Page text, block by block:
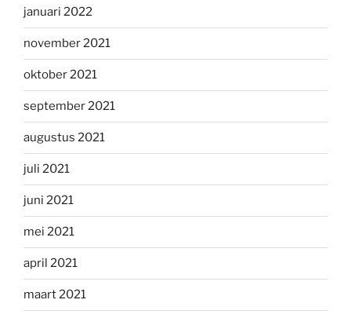
januari 2022
november 2021
oktober 2021
september 2021
augustus 2021
juli 2021
juni 2021
mei 2021
april 2021
maart 2021